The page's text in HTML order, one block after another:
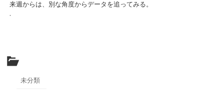
来週からは、別な角度からデータを追ってみる。
.
未分類